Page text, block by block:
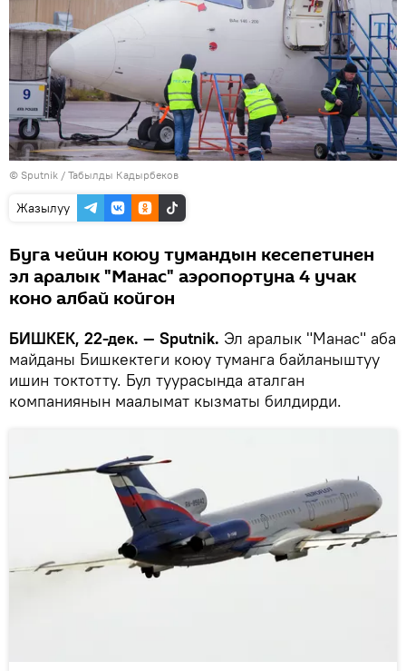
© Sputnik / Табылды Кадырбеков
Жазылуу
Буга чейин коюу тумандын кесепетинен
эл аралык "Манас" аэропортуна 4 учак
коно албай койгон
БИШКЕК, 22-дек. — Sputnik. Эл аралык "Манас" аба
майданы Бишкектеги коюу туманга байланыштуу
ишин токтотту. Бул туурасында аталган
компаниянын маалымат кызматы билдирди.